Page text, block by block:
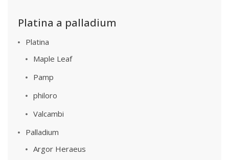
Platina a palladium
Platina
Maple Leaf
Pamp
philoro
Valcambi
Palladium
Argor Heraeus